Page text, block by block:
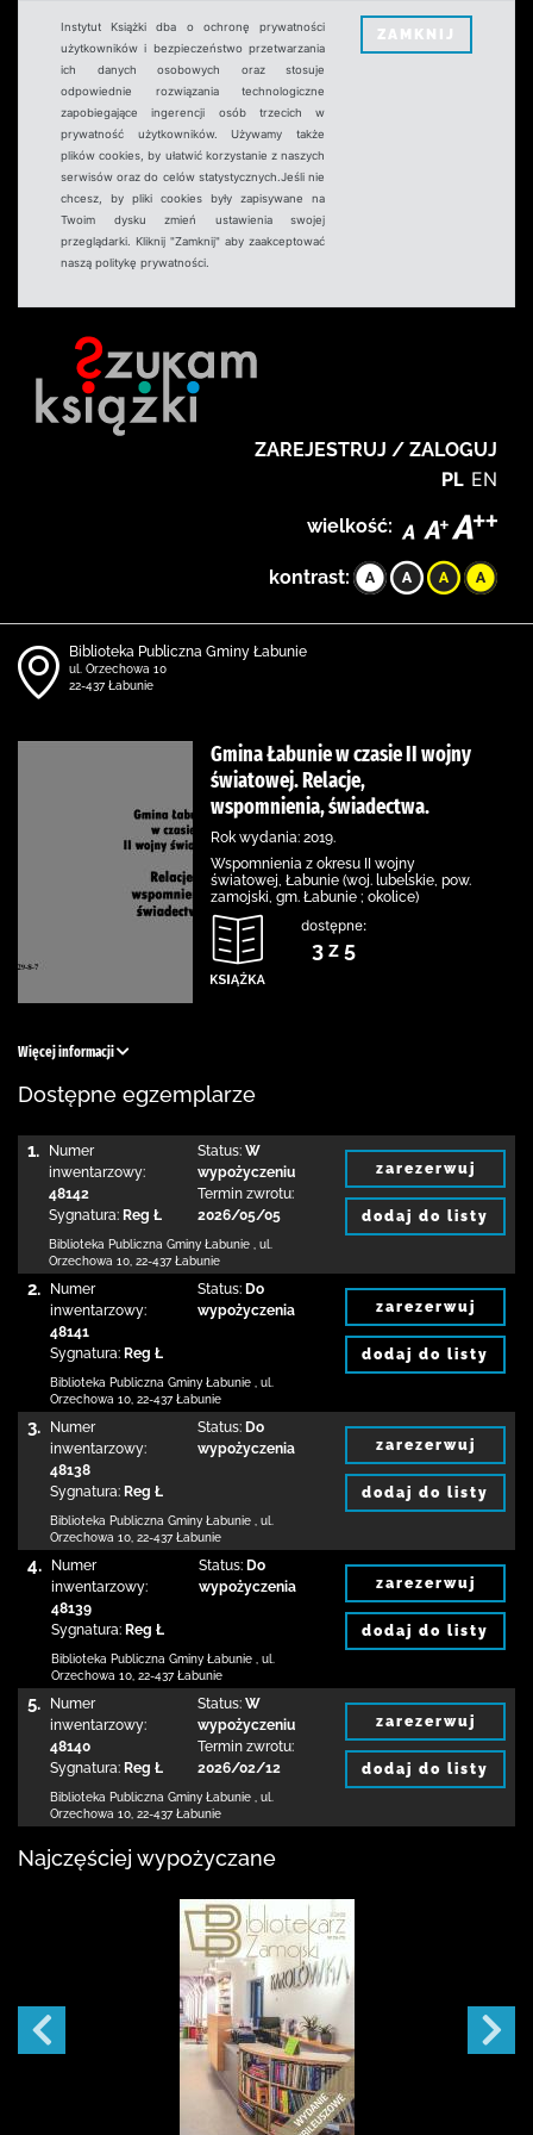
Instytut Książki dba o ochronę prywatności
użytkowników i bezpieczeństwo przetwarzania
ich danych osobowych oraz stosuje
odpowiednie rozwiązania technologiczne
zapobiegające ingerencji osób trzecich w
prywatność użytkowników. Używamy także
plików cookies, by ułatwić korzystanie z naszych
serwisów oraz do celów statystycznych.Jeśli nie
chcesz, by pliki cookies były zapisywane na
Twoim dysku zmień ustawienia swojej
przeglądarki. Kliknij "Zamknij" aby zaakceptować
naszą politykę prywatności.
ZAMKNIJ
ZAREJESTRUJ / ZALOGUJ
PL EN
wielkość:
kontrast:
Biblioteka Publiczna Gminy Łabunie
ul. Orzechowa 10
22-437 Łabunie
Gmina Łabunie w czasie II wojny
światowej. Relacje,
wspomnienia, świadectwa.
Rok wydania: 2019.
Wspomnienia z okresu II wojny
światowej, Łabunie (woj. lubelskie, pow.
zamojski, gm. Łabunie ; okolice)
dostępne:
3 z 5
Więcej informacji
Dostępne egzemplarze
1.
Numer
inwentarzowy:
48142
Sygnatura: Reg Ł
Status: W
wypożyczeniu
Termin zwrotu:
2026/05/05
Biblioteka Publiczna Gminy Łabunie
ul.
Orzechowa 10 22-437 Łabunie
zarezerwuj
dodaj do listy
2.
Numer
inwentarzowy:
48141
Sygnatura: Reg Ł
Status: Do
wypożyczenia
Biblioteka Publiczna Gminy Łabunie
ul.
Orzechowa 10 22-437 Łabunie
zarezerwuj
dodaj do listy
3.
Numer
inwentarzowy:
48138
Sygnatura: Reg Ł
Status: Do
wypożyczenia
Biblioteka Publiczna Gminy Łabunie
ul.
Orzechowa 10 22-437 Łabunie
zarezerwuj
dodaj do listy
4.
Numer
inwentarzowy:
48139
Sygnatura: Reg Ł
Status: Do
wypożyczenia
Biblioteka Publiczna Gminy Łabunie
ul.
Orzechowa 10 22-437 Łabunie
zarezerwuj
dodaj do listy
5.
Numer
inwentarzowy:
48140
Sygnatura: Reg Ł
Status: W
wypożyczeniu
Termin zwrotu:
2026/02/12
Biblioteka Publiczna Gminy Łabunie
ul.
Orzechowa 10 22-437 Łabunie
zarezerwuj
dodaj do listy
Najczęściej wypożyczane